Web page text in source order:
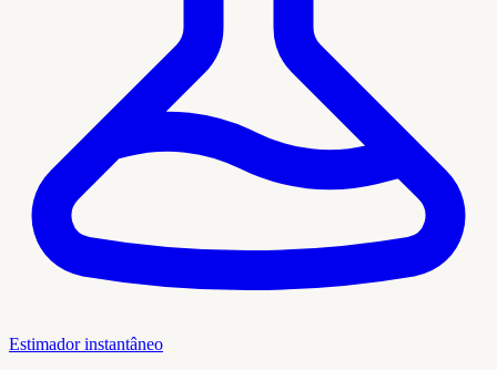
Estimador instantâneo